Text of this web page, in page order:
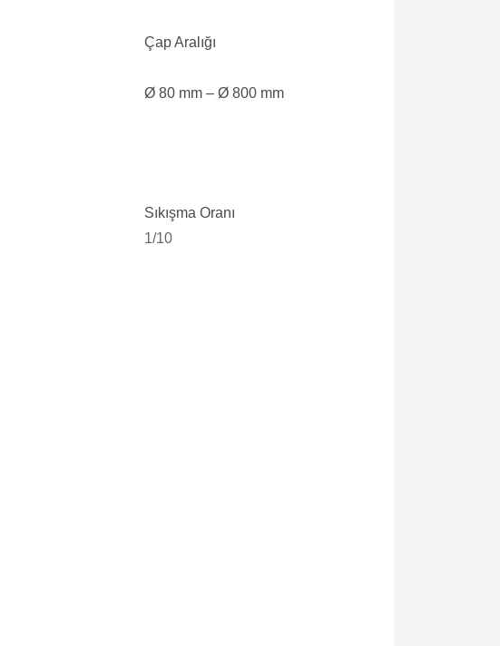
Çap Aralığı
Ø 80 mm – Ø 800 mm
Sıkışma Oranı
1/10